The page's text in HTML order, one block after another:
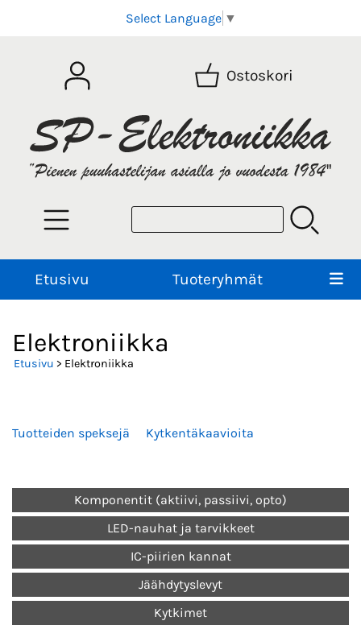
Select Language ▼
Ostoskori
Etusivu Tuoteryhmät
Elektroniikka
Etusivu > Elektroniikka
Tuotteiden speksejä Kytkentäkaavioita
Komponentit (aktiivi, passiivi, opto)
LED-nauhat ja tarvikkeet
IC-piirien kannat
Jäähdytyslevyt
Kytkimet